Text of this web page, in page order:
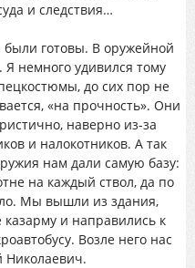
и следствия…
готовы. В оружейной
немного удивился тому
до сих пор не
«на прочность». Они
наверно из-за
и налокотников. А так
нам дали самую базу:
на каждый ствол, да по
Мы вышли из здания,
и направились к
Возле него нас
Николаевич.